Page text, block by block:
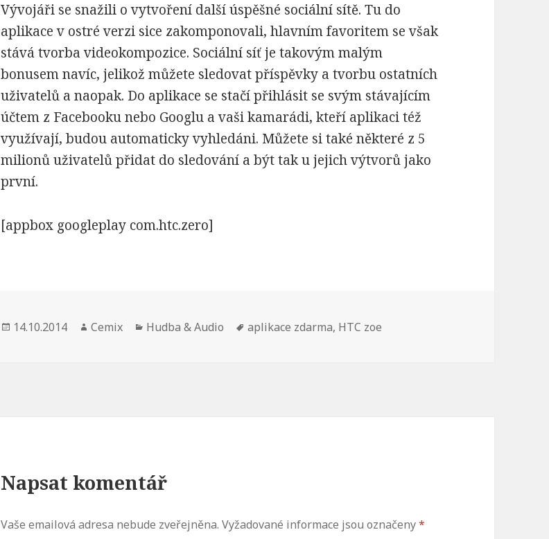
Vývojáři se snažili o vytvoření další úspěšné sociální sítě. Tu do
aplikace v ostré verzi sice zakomponovali, hlavním favoritem se však
stává tvorba videokompozice. Sociální síť je takovým malým
bonusem navíc, jelikož můžete sledovat příspěvky a tvorbu ostatních
uživatelů a naopak. Do aplikace se stačí přihlásit se svým stávajícím
účtem z Facebooku nebo Googlu a vaši kamarádi, kteří aplikaci též
využívají, budou automaticky vyhledáni. Můžete si také některé z 5
milionů uživatelů přidat do sledování a být tak u jejich výtvorů jako
první.
[appbox googleplay com.htc.zero]
Publikováno:
14.10.2014 Autor:
Cemix Rubriky:
Hudba & Audio Štítky:
aplikace zdarma, HTC zoe
Napsat komentář
Vaše emailová adresa nebude zveřejněna. Vyžadované informace jsou označeny*